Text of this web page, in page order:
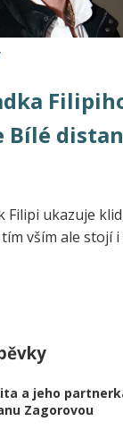
Bílé
Filipi ukazuje
vším ale stojí
a jeho
Zagorovou